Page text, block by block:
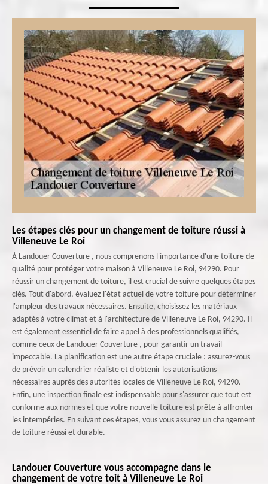
Les étapes clés pour un changement de toiture réussi à
Villeneuve Le Roi
À Landouer Couverture , nous comprenons l'importance d'une toiture de
qualité pour protéger votre maison à Villeneuve Le Roi, 94290. Pour
réussir un changement de toiture, il est crucial de suivre quelques étapes
clés. Tout d'abord, évaluez l'état actuel de votre toiture pour déterminer
l'ampleur des travaux nécessaires. Ensuite, choisissez les matériaux
adaptés à votre climat et à l'architecture de Villeneuve Le Roi, 94290. Il
est également essentiel de faire appel à des professionnels qualifiés,
comme ceux de Landouer Couverture , pour garantir un travail
impeccable. La planification est une autre étape cruciale : assurez-vous
de prévoir un calendrier réaliste et d'obtenir les autorisations
nécessaires auprès des autorités locales de Villeneuve Le Roi, 94290.
Enfin, une inspection finale est indispensable pour s'assurer que tout est
conforme aux normes et que votre nouvelle toiture est prête à affronter
les intempéries. En suivant ces étapes, vous vous assurez un changement
de toiture réussi et durable.
Landouer Couverture vous accompagne dans le
changement de votre toit à Villeneuve Le Roi